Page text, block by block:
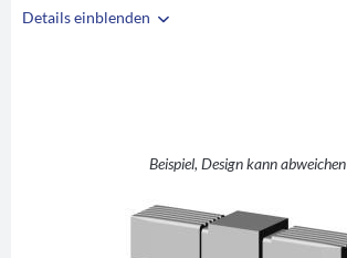
Details einblenden
Beispiel, Design kann abweichen